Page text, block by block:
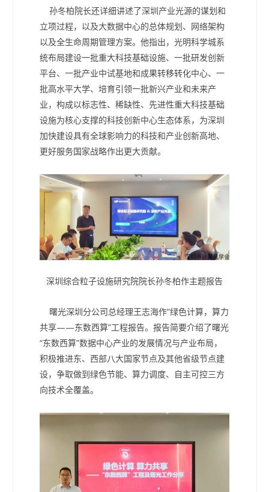
孙冬柏院长还详细讲述了深圳产业光源的谋划和
立项过程，以及大数据中心的总体规划、网络架构
以及全生命周期管理方案。他指出，光明科学城系
统布局建设一批重大科技基础设施、一批研发创新
平台、一批产业中试基地和成果转移转化中心、一
批高水平大学、培育引领一批新兴产业和未来产
业，构成以标志性、稀缺性、先进性重大科技基础
设施为核心支撑的科技创新中心生态体系，为深圳
加快建设具有全球影响力的科技和产业创新高地、
更好服务国家战略作出更大贡献。
深圳综合粒子设施研究院院长孙冬柏作主题报告
曙光深圳分公司总经理王志海作“绿色计算，算力
共享——东数西算”工程报告。报告简要介绍了曙光
“东数西算”数据中心产业的发展情况与产业布局，
积极推进东、西部八大国家节点及其他省级节点建
设，争取做到绿色节能、算力调度、自主可控三方
向技术全覆盖。